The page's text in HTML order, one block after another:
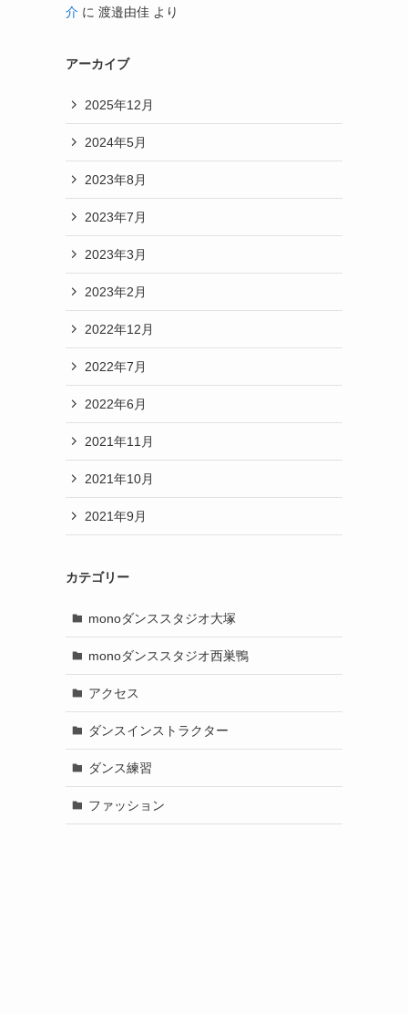
介 に 渡邉由佳 より
アーカイブ
2025年12月
2024年5月
2023年8月
2023年7月
2023年3月
2023年2月
2022年12月
2022年7月
2022年6月
2021年11月
2021年10月
2021年9月
カテゴリー
monoダンススタジオ大塚
monoダンススタジオ西巣鴨
アクセス
ダンスインストラクター
ダンス練習
ファッション